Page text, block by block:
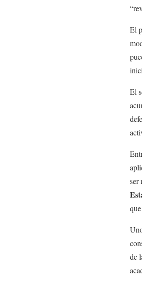
El
El
ser
de